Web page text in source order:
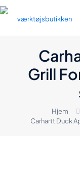
Grill
Hjem
Carhartt Duck